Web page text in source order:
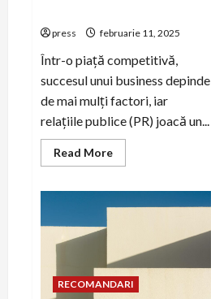
press februarie 11, 2025
Într-o piață competitivă,
succesul unui business depinde
de mai mulți factori, iar
relațiile publice (PR) joacă un...
Read MoreRead
more
interne
business
RECOMANDARI